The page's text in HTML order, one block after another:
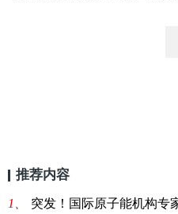
推荐内容
1、 突发！国际原子能机构专